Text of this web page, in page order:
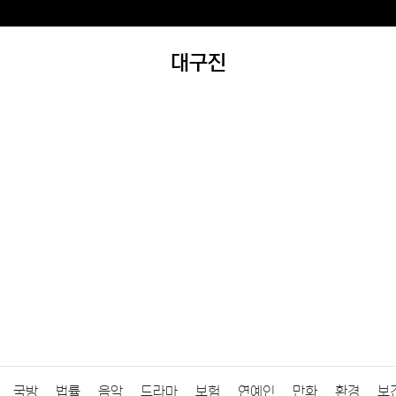
대구진
국방 법률 음악 드라마 보험 연예인 만화 환경 보